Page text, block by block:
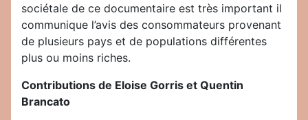
sociétale de ce documentaire est très important il
communique l’avis des consommateurs provenant
de plusieurs pays et de populations différentes
plus ou moins riches.
Contributions de Eloise Gorris et Quentin
Brancato